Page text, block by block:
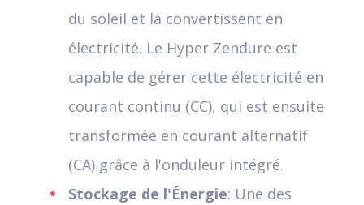
du soleil et la convertissent en
électricité. Le Hyper Zendure est
capable de gérer cette électricité en
courant continu (CC), qui est ensuite
transformée en courant alternatif
(CA) grâce à l'onduleur intégré.
Stockage de l'Énergie: Une des